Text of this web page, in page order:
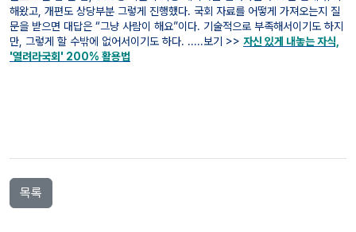
해왔고, 개편도 상당부분 그렇게 진행했다. 국회 자료를 어떻게 가져오는지 질
문을 받으면 대답은 “그냥 사람이 해요”이다. 기술적으로 부족해서이기도 하지
만, 그렇게 할 수밖에 없어서이기도 하다. .....보기 >> 자신 있게 내놓는 자식,
'열려라국회' 200% 활용법
목록